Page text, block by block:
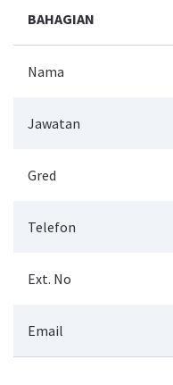
BAHAGIAN
Nama
Jawatan
Gred
Telefon
Ext. No
Email